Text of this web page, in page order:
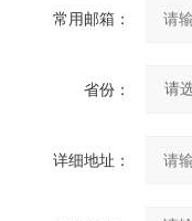
常用邮箱：
省份：
详细地址：